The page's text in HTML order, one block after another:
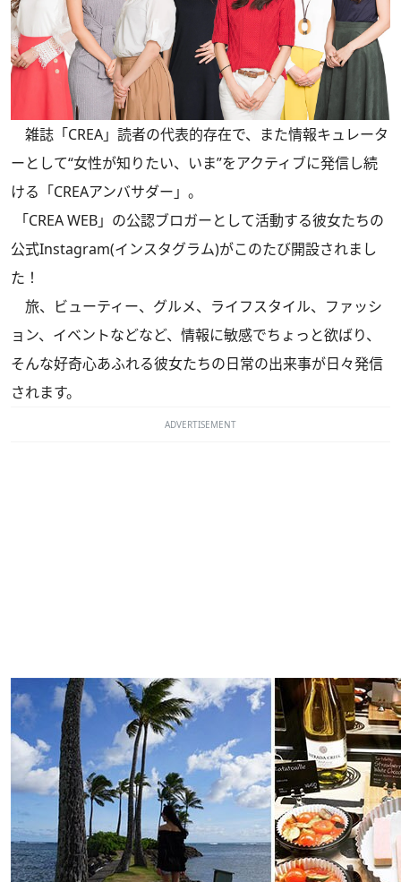
雑誌「CREA」読者の代表的存在で、また情報キュレータ
ーとして“女性が知りたい、いま”をアクティブに発信し続
ける「CREAアンバサダー」。
「CREA WEB」の公認ブロガーとして活動する彼女たちの
公式Instagram(インスタグラム)がこのたび開設されまし
た！
旅、ビューティー、グルメ、ライフスタイル、ファッシ
ョン、イベントなどなど、情報に敏感でちょっと欲ばり、
そんな好奇心あふれる彼女たちの日常の出来事が日々発信
されます。
ADVERTISEMENT